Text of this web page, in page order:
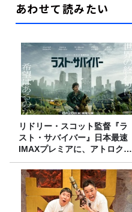
あわせて読みたい
リドリー・スコット監督『ラ
スト・サバイバー』日本最速
IMAXプレミアに、アトロクリ
スナー60名をご招待！